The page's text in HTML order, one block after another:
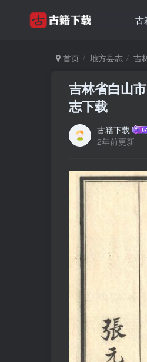
古
首页 地方县志 吉
吉林省白山
志下载
古籍下载
2年前更新